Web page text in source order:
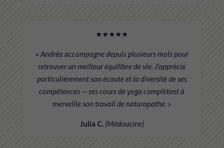
★★★★★
« Andréa accompagne depuis plusieurs mois pour
retrouver un meilleur équilibre de vie. J’apprécie
particulièrement son écoute et la diversité de ses
compétences — ses cours de yoga complètent à
merveille son travail de naturopathe. »
Julia C. (Médoucine)